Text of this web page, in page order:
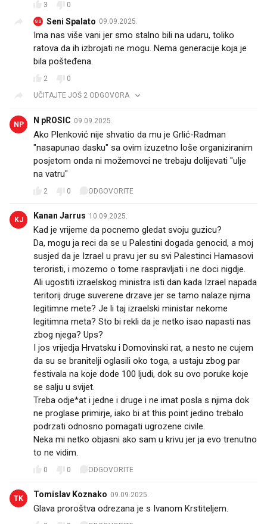
3 0
SS Seni Spalato 09.09.2025.
Ima nas više vani jer smo stalno bili na udaru, toliko
ratova da ih izbrojati ne mogu. Nema generacije koja je
bila pošteđena.
2
0
UČITAJTE JOŠ 2 ODGOVORA
NP N pROSIC 09.09.2025.
Ako Plenković nije shvatio da mu je Grlić-Radman
"nasapunao dasku" sa ovim izuzetno loše organiziranim
posjetom onda ni možemovci ne trebaju dolijevati "ulje
na vatru"
2 0 ODGOVORITE
KJ Kanan Jarrus 10.09.2025.
Kad je vrijeme da pocnemo gledat svoju guzicu?
Da, mogu ja reci da se u Palestini dogada genocid, a moj
susjed da je Izrael u pravu jer su svi Palestinci Hamasovi
teroristi, i mozemo o tome raspravljati i ne doci nigdje.
Ali ugostiti izraelskog ministra isti dan kada Izrael napada
teritorij druge suverene drzave jer se tamo nalaze njima
legitimne mete? Je li taj izraelski ministar nekome
legitimna meta? Sto bi rekli da je netko isao napasti nas
zbog njega? Ups?
I jos vrijedja Hrvatsku i Domovinski rat, a nesto ne cujem
da su se branitelji oglasili oko toga, a ustaju zbog par
festivala na koje dode 100 ljudi, dok su ovo poruke koje
se salju u svijet.
Treba odje*at i jedne i druge i ne imat posla s njima dok
ne proglase primirje, iako bi at this point jedino trebalo
podrzati odnosno pomagati ugrozene civile.
Neka mi netko objasni ako sam u krivu jer ja evo trenutno
to ne vidim.
0 0 ODGOVORITE
TK Tomislav Koznako 09.09.2025.
Glava proroštva odrezana je s Ivanom Krstiteljem.